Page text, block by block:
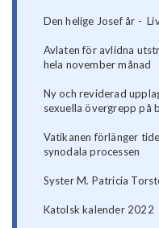
Den helige Josef år -
Avlaten för avlidna
hela november månad
Ny och reviderad
sexuella övergrepp på
Vatikanen förlänger
synodala processen
Syster M. Patricia
Katolsk kalender 2022